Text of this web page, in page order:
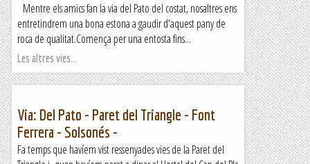
Mentre els amics fan la via del Pato del costat, nosaltres ens
entretindrem una bona estona a gaudir d'aquest pany de
roca de qualitat.Comença per una entosta fins...
Les altres vies...
Via: Del Pato - Paret del Triangle - Font
Ferrera - Solsonés -
Fa temps que havíem vist ressenyades vies de la Paret del